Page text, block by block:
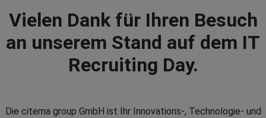
Vielen Dank für Ihren Besuch
an unserem Stand auf dem IT
Recruiting Day.
Die citema group GmbH ist Ihr Innovations-, Technologie- und